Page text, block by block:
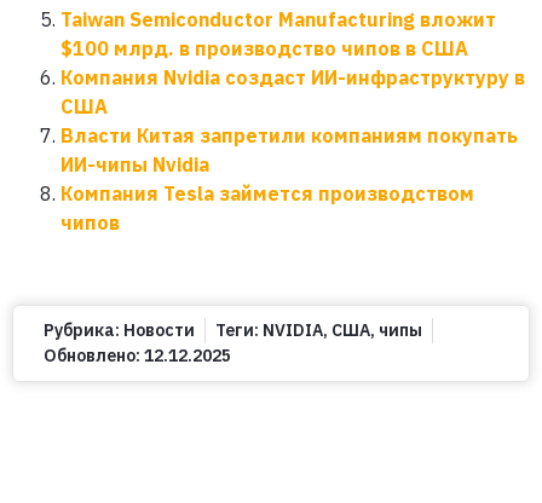
Taiwan Semiconductor Manufacturing вложит
$100 млрд. в производство чипов в США
Компания Nvidia создаст ИИ-инфраструктуру в
США
Власти Китая запретили компаниям покупать
ИИ-чипы Nvidia
Компания Tesla займется производством
чипов
Рубрика: Новости Теги: NVIDIA, США, чипы
Обновлено: 12.12.2025